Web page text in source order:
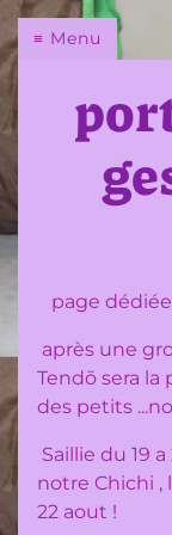
Loup
cette
éleveuse
Pourquoi
Maine
Coon
Menu
page
après une
Tendõ sera la
des petits
Saillie du 19
notre Chichi
22 aout !